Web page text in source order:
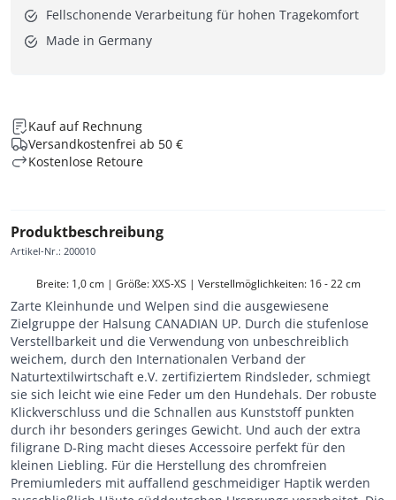
Fellschonende Verarbeitung für hohen Tragekomfort
Made in Germany
Kauf auf Rechnung
Versandkostenfrei ab 50 €
Kostenlose Retoure
Produktbeschreibung
Artikel-Nr.: 200010
Breite: 1,0 cm | Größe: XXS-XS | Verstellmöglichkeiten: 16 - 22 cm
Zarte Kleinhunde und Welpen sind die ausgewiesene
Zielgruppe der Halsung CANADIAN UP. Durch die stufenlose
Verstellbarkeit und die Verwendung von unbeschreiblich
weichem, durch den Internationalen Verband der
Naturtextilwirtschaft e.V. zertifiziertem Rindsleder, schmiegt
sie sich leicht wie eine Feder um den Hundehals. Der robuste
Klickverschluss und die Schnallen aus Kunststoff punkten
durch ihr besonders geringes Gewicht. Und auch der extra
filigrane D-Ring macht dieses Accessoire perfekt für den
kleinen Liebling. Für die Herstellung des chromfreien
Premiumleders mit auffallend geschmeidiger Haptik werden